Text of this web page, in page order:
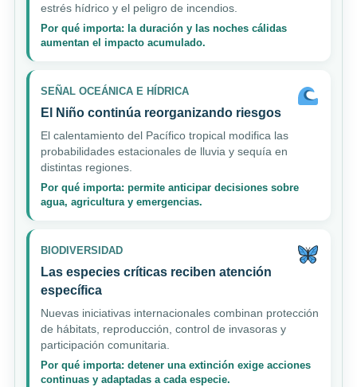
estrés hídrico y el peligro de incendios.
Por qué importa: la duración y las noches cálidas
aumentan el impacto acumulado.
SEÑAL OCEÁNICA E HÍDRICA
El Niño continúa reorganizando riesgos
El calentamiento del Pacífico tropical modifica las
probabilidades estacionales de lluvia y sequía en
distintas regiones.
Por qué importa: permite anticipar decisiones sobre
agua, agricultura y emergencias.
BIODIVERSIDAD
Las especies críticas reciben atención
específica
Nuevas iniciativas internacionales combinan protección
de hábitats, reproducción, control de invasoras y
participación comunitaria.
Por qué importa: detener una extinción exige acciones
continuas y adaptadas a cada especie.